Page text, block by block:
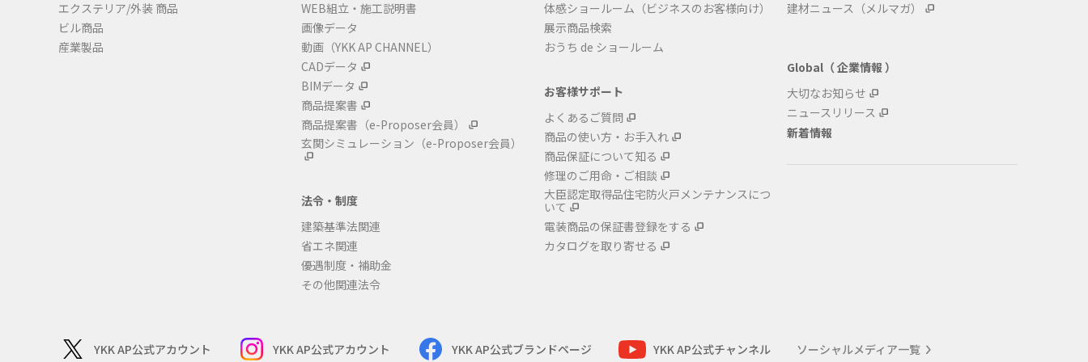
エクステリア/外装 商品
ビル商品
産業製品
WEB組立・施工説明書
画像データ
動画（YKK AP CHANNEL）
CADデータ
BIMデータ
商品提案書
商品提案書 （e-Proposer会員）
玄関シミュレーション （e-Proposer会員）
法令・制度
建築基準法関連
省エネ関連
優遇制度・補助金
その他関連法令
体感ショールーム（ビジネスのお客様向け）
展示商品検索
おうち de ショールーム
お客様サポート
よくあるご質問
商品の使い方・お手入れ
商品保証について知る
修理のご用命・ご相談
大臣認定取得品住宅防火戸メンテナンスにつ
いて
電装商品の保証書登録をする
カタログを取り寄せる
建材ニュース（メルマガ）
Global（ 企業情報 ）
大切なお知らせ
ニュースリリース
新着情報
YKK AP公式アカウント YKK AP公式アカウント YKK AP公式ブランドページ YKK AP公式チャンネル ソーシャルメディア一覧